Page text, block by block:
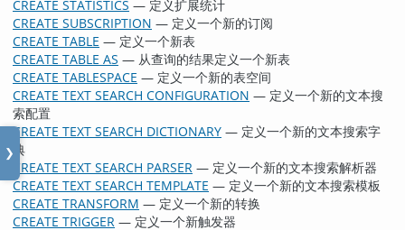
❯
CREATE STATISTICS — 定义扩展统计
CREATE SUBSCRIPTION — 定义一个新的订阅
CREATE TABLE — 定义一个新表
CREATE TABLE AS — 从查询的结果定义一个新表
CREATE TABLESPACE — 定义一个新的表空间
CREATE TEXT SEARCH CONFIGURATION — 定义一个新的文本搜
索配置
CREATE TEXT SEARCH DICTIONARY — 定义一个新的文本搜索字
典
CREATE TEXT SEARCH PARSER — 定义一个新的文本搜索解析器
CREATE TEXT SEARCH TEMPLATE — 定义一个新的文本搜索模板
CREATE TRANSFORM — 定义一个新的转换
CREATE TRIGGER — 定义一个新触发器